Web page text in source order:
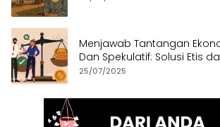
Menjawab Tantangan
Dan Spekulatif: Solusi Etis
25/07/2025